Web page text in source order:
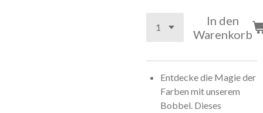
In den
Warenkorb
Entdecke die Magie der
Farben mit unserem
Bobbel. Dieses